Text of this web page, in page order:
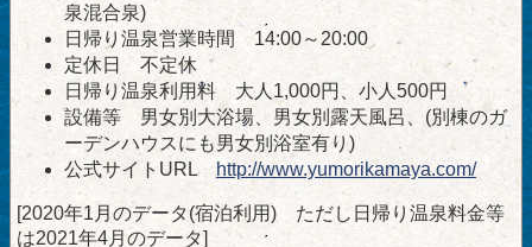
泉混合泉)
日帰り温泉営業時間 14:00～20:00
定休日 不定休
日帰り温泉利用料 大人1,000円、小人500円
設備等 男女別大浴場、男女別露天風呂、(別棟のガ
ーデンハウスにも男女別浴室有り)
公式サイトURL http://www.yumorikamaya.com/
[2020年1月のデータ(宿泊利用) ただし日帰り温泉料金等
は2021年4月のデータ]